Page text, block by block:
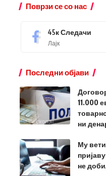
Поврзи се со нас
45кСледачи
Лајк
Последни објави
11.000
ни
Му
не